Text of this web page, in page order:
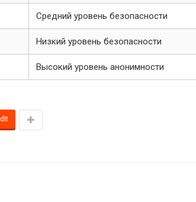
Средний уровень безопасности
Низкий уровень безопасности
Высокий уровень анонимности